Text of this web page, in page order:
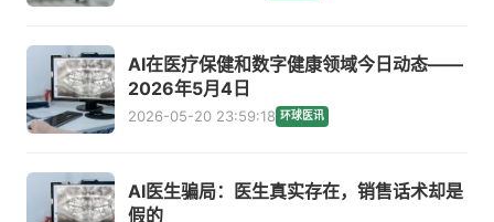
AI在医疗保健和数字健康领域今日动态——
2026年5月4日
2026-05-20 23:59:18 环球医讯
AI医生骗局：医生真实存在，销售话术却是
假的